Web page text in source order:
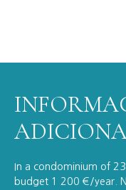
In a condominium of
budget 1 200 €/year.